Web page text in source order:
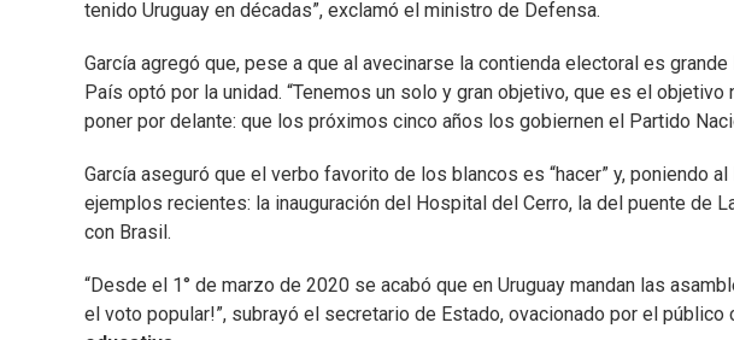
tenido Uruguay en décadas”, exclamó el ministro de Defensa.
García agregó que, pese a que al avecinarse la contienda electoral es
País optó por la unidad. “Tenemos un solo y gran objetivo, que es el
poner por delante: que los próximos cinco años los gobiernen el Partido
García aseguró que el verbo favorito de los blancos es “hacer” y, poniendo
ejemplos recientes: la inauguración del Hospital del Cerro, la del puente de
con Brasil.
“Desde el 1° de marzo de 2020 se acabó que en Uruguay mandan las
el voto popular!”, subrayó el secretario de Estado, ovacionado por el público